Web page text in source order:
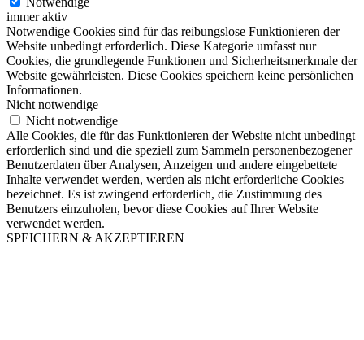
immer aktiv
Notwendige Cookies sind für das reibungslose Funktionieren der
Website unbedingt erforderlich. Diese Kategorie umfasst nur
Cookies, die grundlegende Funktionen und Sicherheitsmerkmale der
Website gewährleisten. Diese Cookies speichern keine persönlichen
Informationen.
Nicht notwendige
Nicht notwendige
Alle Cookies, die für das Funktionieren der Website nicht unbedingt
erforderlich sind und die speziell zum Sammeln personenbezogener
Benutzerdaten über Analysen, Anzeigen und andere eingebettete
Inhalte verwendet werden, werden als nicht erforderliche Cookies
bezeichnet. Es ist zwingend erforderlich, die Zustimmung des
Benutzers einzuholen, bevor diese Cookies auf Ihrer Website
verwendet werden.
SPEICHERN & AKZEPTIEREN